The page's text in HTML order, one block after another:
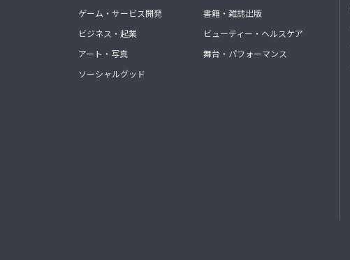
ゲーム・サービス開発
ビジネス・起業
アート・写真
ソーシャルグッド
書籍・雑誌出版
ビューティー・ヘルスケア
舞台・パフォーマンス